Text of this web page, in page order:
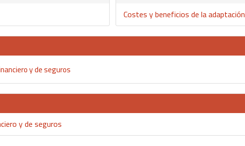
Costes y beneficios de la adaptación
y de seguros
y de seguros